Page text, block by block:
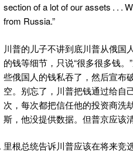
section of a lot of our assets . . .
from Russia.”
川普的儿子不讲到底川普从俄国
的钱等细节，只说“很多很多钱
些俄国人的钱私吞了，然后宣布
空。别忘了，川普把钱通过给自
次，每次都把信任他的投资商洗
斯，他没提供数据。但普京应该清
里根总统告诉川普应该在将来竞